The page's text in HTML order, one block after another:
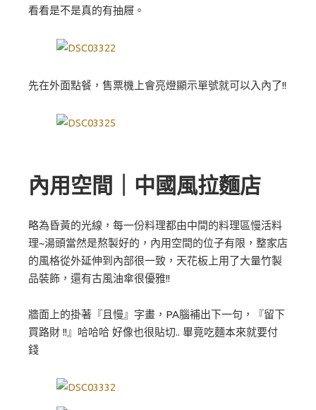
看看是不是真的有抽屜。
先在外面點餐，售票機上會亮燈顯示單號就可以入內了!!
內用空間｜中國風拉麵店
略為昏黃的光線，每一份料理都由中間的料理區慢活料
理~湯頭當然是熬製好的，內用空間的位子有限，整家店
的風格從外延伸到內部很一致，天花板上用了大量竹製
品裝飾，還有古風油傘很優雅!!
牆面上的掛著『且慢』字畫，PA腦補出下一句，『留下
買路財 !!』哈哈哈 好像也很貼切.. 畢竟吃麵本來就要付
錢